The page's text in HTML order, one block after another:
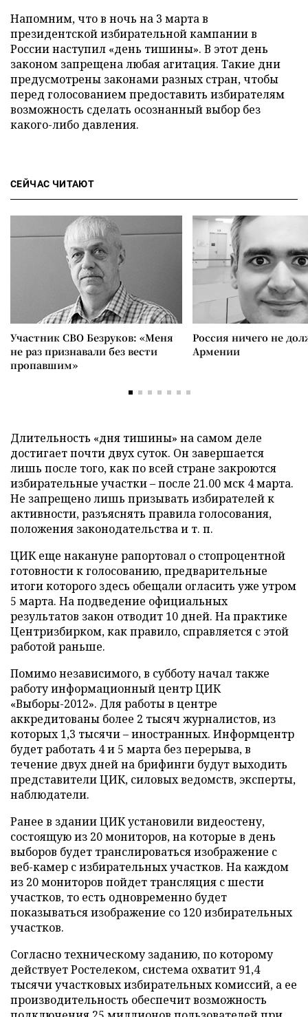
Напомним, что в ночь на 3 марта в
президентской избирательной кампании в
России наступил «день тишины». В этот день
законом запрещена любая агитация. Такие дни
предусмотрены законами разных стран, чтобы
перед голосованием предоставить избирателям
возможность сделать осознанный выбор без
какого-либо давления.
СЕЙЧАС ЧИТАЮТ
Участник СВО Безруков: «Меня
не раз признавали без вести
пропавшим»
Россия ничего не
Армении
Длительность «дня тишины» на самом деле
достигает почти двух суток. Он завершается
лишь после того, как по всей стране закроются
избирательные участки – после 21.00 мск 4 марта.
Не запрещено лишь призывать избирателей к
активности, разъяснять правила голосования,
положения законодательства и т. п.
ЦИК еще накануне рапортовал о стопроцентной
готовности к голосованию, предварительные
итоги которого здесь обещали огласить уже утром
5 марта. На подведение официальных
результатов закон отводит 10 дней. На практике
Центризбирком, как правило, справляется с этой
работой раньше.
Помимо независимого, в субботу начал также
работу информационный центр ЦИК
«Выборы-2012». Для работы в центре
аккредитованы более 2 тысяч журналистов, из
которых 1,3 тысячи – иностранных. Информцентр
будет работать 4 и 5 марта без перерыва, в
течение двух дней на брифинги будут выходить
представители ЦИК, силовых ведомств, эксперты,
наблюдатели.
Ранее в здании ЦИК установили видеостену,
состоящую из 20 мониторов, на которые в день
выборов будет транслироваться изображение с
веб-камер с избирательных участков. На каждом
из 20 мониторов пойдет трансляция с шести
участков, то есть одновременно будет
показываться изображение со 120 избирательных
участков.
Согласно техническому заданию, по которому
действует Ростелеком, система охватит 91,4
тысячи участковых избирательных комиссий, а ее
производительность обеспечит возможность